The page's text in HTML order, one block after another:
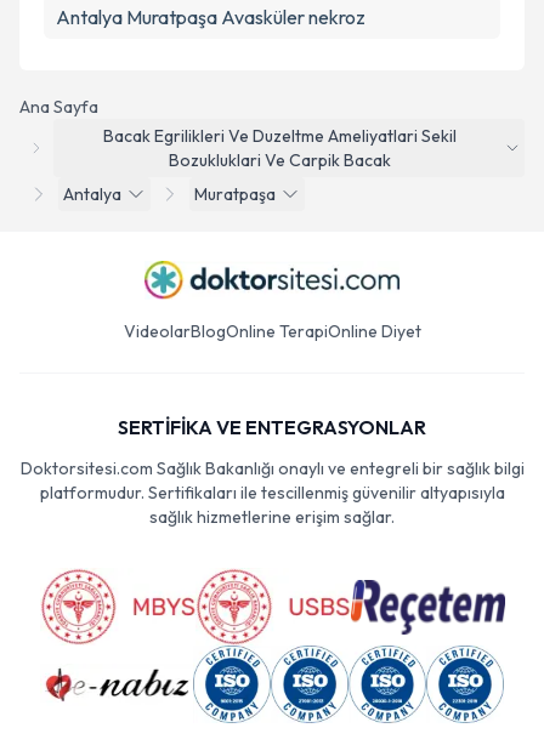
Ana Sayfa
Bacak Egrilikleri Ve Duzeltme Ameliyatlari Sekil
Bozukluklari Ve Carpik Bacak
Antalya
Muratpaşa
Antalya Muratpaşa Avasküler nekroz
VideolarBlogOnline TerapiOnline Diyet
SERTİFİKA VE ENTEGRASYONLAR
Doktorsitesi.com Sağlık Bakanlığı onaylı ve entegreli bir sağlık bilgi
platformudur. Sertifikaları ile tescillenmiş güvenilir altyapısıyla
sağlık hizmetlerine erişim sağlar.